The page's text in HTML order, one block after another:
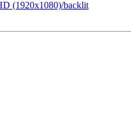
(1920x1080)/backlit